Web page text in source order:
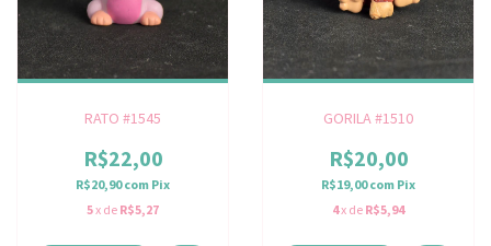
RATO #1545
R$22,00
R$20,90com Pix
5x de R$5,27
GORILA #1510
R$20,00
R$19,00com Pix
4x de R$5,94